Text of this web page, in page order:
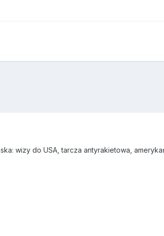
wizy do USA, tarcza antyrakietowa,